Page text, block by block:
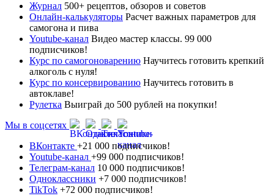
Журнал 500+ рецептов, обзоров и советов
Онлайн-калькуляторы Расчет важных параметров для
самогона и пива
Youtube-канал Видео мастер классы. 99 000
подписчиков!
Курс по самогоноварению Научитесь готовить крепкий
алкоголь с нуля!
Курс по консервированию Научитесь готовить в
автоклаве!
Рулетка Выиграй до 500 рублей на покупки!
Мы в соцсетях
ВКонтакте +21 000 подписчиков!
Youtube-канал +99 000 подписчиков!
Телеграм-канал 10 000 подписчиков!
Одноклассники +7 000 подписчиков!
TikTok +72 000 подписчиков!